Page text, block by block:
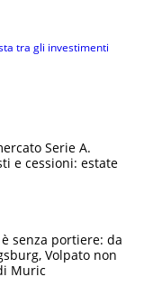
tra gli investimenti
Serie A.
e cessioni: estate
senza portiere: da
Volpato non
Muric